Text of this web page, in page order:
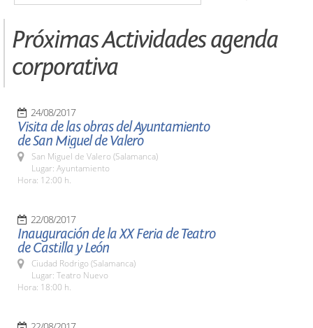
Próximas Actividades agenda
corporativa
24/08/2017
Visita de las obras del Ayuntamiento
de San Miguel de Valero
San Miguel de Valero (Salamanca)
Lugar: Ayuntamiento
Hora: 12:00 h.
22/08/2017
Inauguración de la XX Feria de Teatro
de Castilla y León
Ciudad Rodrigo (Salamanca)
Lugar: Teatro Nuevo
Hora: 18:00 h.